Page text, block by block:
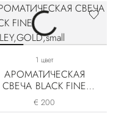
1 цвет
АРОМАТИЧЕСКАЯ
СВЕЧА BLACK FINE
PAISLEY
€ 200